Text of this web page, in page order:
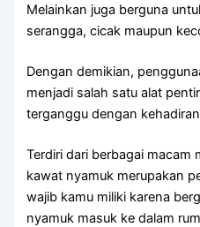
Melainkan juga berguna
serangga, cicak maupun
Dengan demikian,
menjadi salah satu alat
terganggu dengan
Terdiri dari berbagai macam
kawat nyamuk merupakan
wajib kamu miliki karena
nyamuk masuk ke dalam